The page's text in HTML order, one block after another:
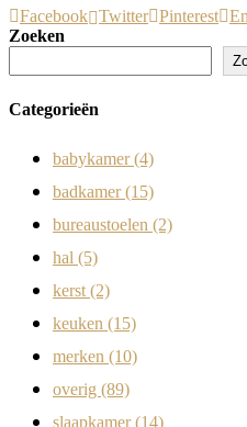
Facebook Twitter Pinterest
Zoeken
Categorieën
babykamer(4)
badkamer(15)
bureaustoelen (2)
hal (5)
kerst (2)
keuken (15)
merken (10)
overig (89)
slaapkamer(14)